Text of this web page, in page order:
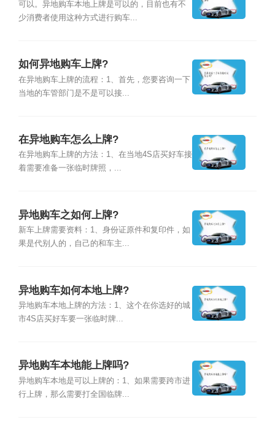
可以。异地购车本地上牌是可以的，目前也有不
少消费者使用这种方式进行购车...
如何异地购车上牌?
在异地购车上牌的流程：1、首先，您要咨询一下
当地的车管部门是不是可以接...
在异地购车怎么上牌?
在异地购车上牌的方法：1、在当地4S店买好车接
着需要准备一张临时牌照，...
异地购车之如何上牌?
新车上牌需要资料：1、身份证原件和复印件，如
果是代别人的，自己的和车主...
异地购车如何本地上牌?
异地购车本地上牌的方法：1、这个在你选好的城
市4S店买好车要一张临时牌...
异地购车本地能上牌吗?
异地购车本地是可以上牌的：1、如果需要跨市进
行上牌，那么需要打全国临牌...